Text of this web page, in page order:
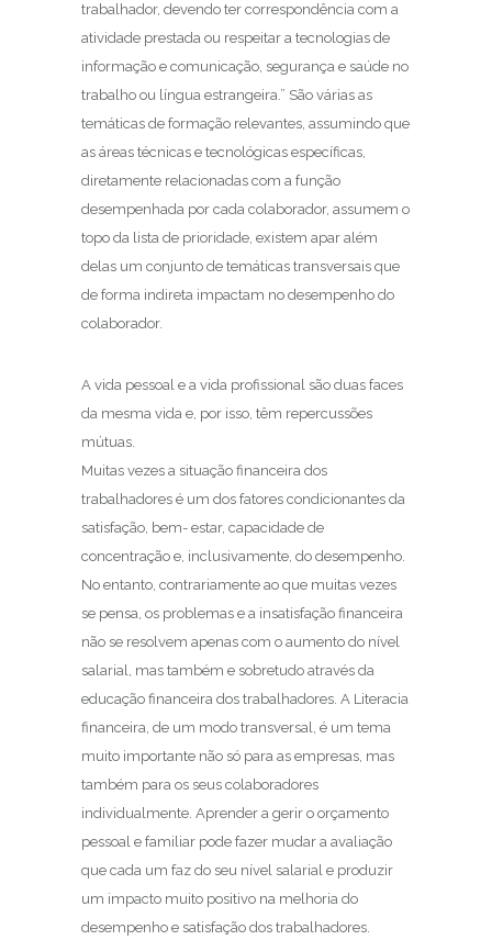
trabalhador, devendo ter correspondência com a
atividade prestada ou respeitar a tecnologias de
informação e comunicação, segurança e saúde no
trabalho ou língua estrangeira.” São várias as
temáticas de formação relevantes, assumindo que
as áreas técnicas e tecnológicas específicas,
diretamente relacionadas com a função
desempenhada por cada colaborador, assumem o
topo da lista de prioridade, existem apar além
delas um conjunto de temáticas transversais que
de forma indireta impactam no desempenho do
colaborador.
A vida pessoal e a vida profissional são duas faces
da mesma vida e, por isso, têm repercussões
mútuas.
Muitas vezes a situação financeira dos
trabalhadores é um dos fatores condicionantes da
satisfação, bem- estar, capacidade de
concentração e, inclusivamente, do desempenho.
No entanto, contrariamente ao que muitas vezes
se pensa, os problemas e a insatisfação financeira
não se resolvem apenas com o aumento do nível
salarial, mas também e sobretudo através da
educação financeira dos trabalhadores. A Literacia
financeira, de um modo transversal, é um tema
muito importante não só para as empresas, mas
também para os seus colaboradores
individualmente. Aprender a gerir o orçamento
pessoal e familiar pode fazer mudar a avaliação
que cada um faz do seu nível salarial e produzir
um impacto muito positivo na melhoria do
desempenho e satisfação dos trabalhadores.